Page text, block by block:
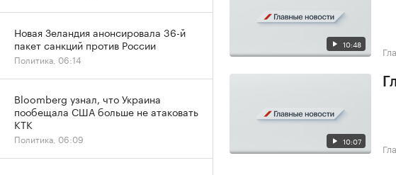
10:48
10:07
Новая Зеландия анонсировала 36-й
пакет санкций против России
Политика, 06:14
Bloomberg узнал, что Украина
пообещала США больше не атаковать
КТК
Политика, 06:09